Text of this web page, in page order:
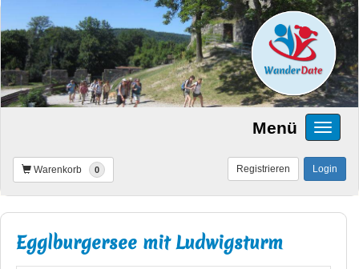
Menü
Warenkorb 0 Login
Registrieren
Egglburgersee mit Ludwigsturm